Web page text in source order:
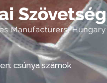
csúnya számok